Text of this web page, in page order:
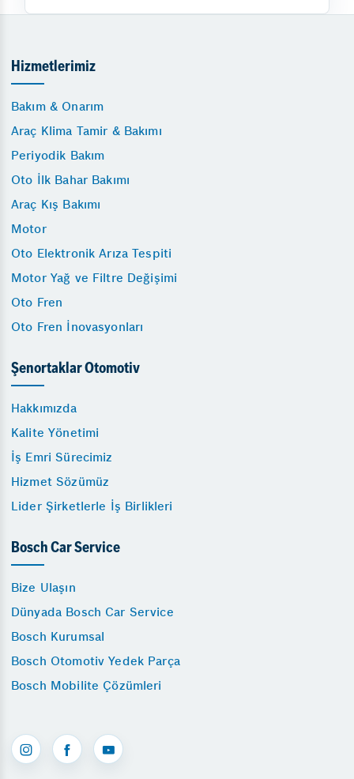
Hizmetlerimiz
Bakım & Onarım
Araç Klima Tamir & Bakımı
Periyodik Bakım
Oto İlk Bahar Bakımı
Araç Kış Bakımı
Motor
Oto Elektronik Arıza Tespiti
Motor Yağ ve Filtre Değişimi
Oto Fren
Oto Fren İnovasyonları
Şenortaklar Otomotiv
Hakkımızda
Kalite Yönetimi
İş Emri Sürecimiz
Hizmet Sözümüz
Lider Şirketlerle İş Birlikleri
Bosch Car Service
Bize Ulaşın
Dünyada Bosch Car Service
Bosch Kurumsal
Bosch Otomotiv Yedek Parça
Bosch Mobilite Çözümleri